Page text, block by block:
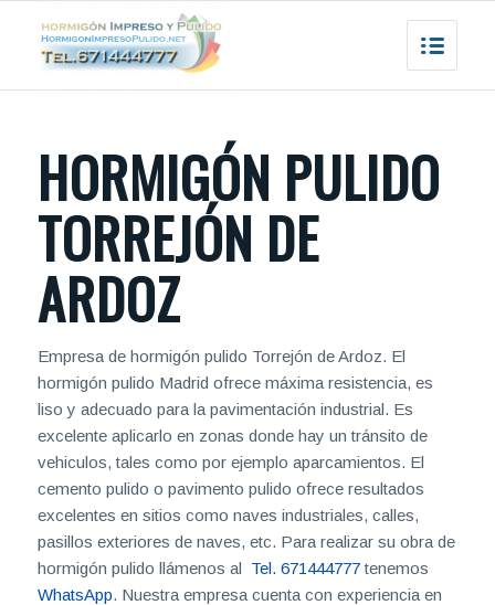
HORMIGÓN PULIDO
TORREJÓN DE
ARDOZ
Empresa de hormigón pulido Torrejón de Ardoz. El
hormigón pulido Madrid ofrece máxima resistencia, es
liso y adecuado para la pavimentación industrial. Es
excelente aplicarlo en zonas donde hay un tránsito de
vehiculos, tales como por ejemplo aparcamientos. El
cemento pulido o pavimento pulido ofrece resultados
excelentes en sitios como naves industriales, calles,
pasillos exteriores de naves, etc. Para realizar su obra de
hormigón pulido llámenos al Tel. 671444777tenemos
WhatsApp. Nuestra empresa cuenta con experiencia en